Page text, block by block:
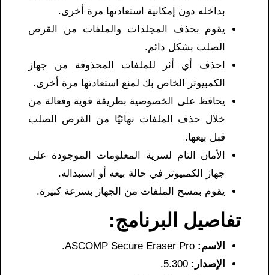
بداخله دون إمكانية استعادتها مرة أخرى.
يقوم بحذف المجلدات والملفات من القرص
الصلب بشكل دائم.
احذف أي أثر للملفات المحذوفة من جهاز
الكمبيوتر الخاص بك لمنع استعادتها مرة أخرى.
يحافظ على الخصوصية بطريقة قوية وفعالة من
خلال حذف الملفات نهائيًا من القرص الصلب
قبل بيعها.
الأمان التام لسرية المعلومات الموجودة على
جهاز الكمبيوتر في حالة بيعه أو استبداله.
يقوم بمسح الملفات من الجهاز بسرعة كبيرة.
تفاصيل البرنامج:
الاسم:
الإصدار: